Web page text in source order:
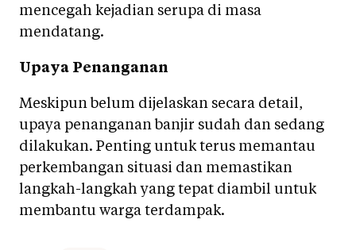
mencegah kejadian serupa di masa
mendatang.
Upaya Penanganan
Meskipun belum dijelaskan secara detail,
upaya penanganan banjir sudah dan sedang
dilakukan. Penting untuk terus memantau
perkembangan situasi dan memastikan
langkah-langkah yang tepat diambil untuk
membantu warga terdampak.